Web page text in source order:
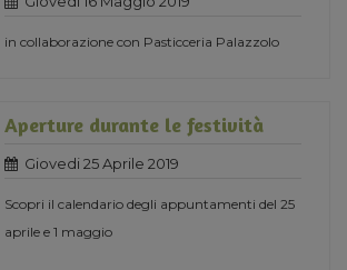
in collaborazione con Pasticceria Palazzolo
Aperture durante le festività
Giovedi 25 Aprile 2019
Scopri il calendario degli appuntamenti del 25
aprile e 1 maggio